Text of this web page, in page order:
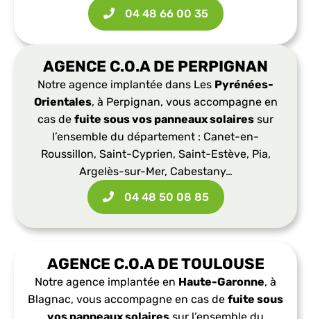
04 48 66 00 35​
AGENCE C.O.A DE PERPIGNAN
Notre agence implantée dans Les Pyrénées-
Orientales, à Perpignan, vous accompagne en
cas de fuite sous vos panneaux solaires sur
l’ensemble du département : Canet-en-
Roussillon, Saint-Cyprien, Saint-Estève, Pia,
Argelès-sur-Mer, Cabestany…
04 48 50 08 85​
AGENCE C.O.A DE TOULOUSE
Notre agence implantée en Haute-Garonne, à
Blagnac, vous accompagne en cas de fuite sous